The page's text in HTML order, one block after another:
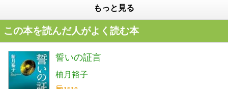
もっと見る
この本を読んだ人がよく読む本
誓いの証言
柚月裕子